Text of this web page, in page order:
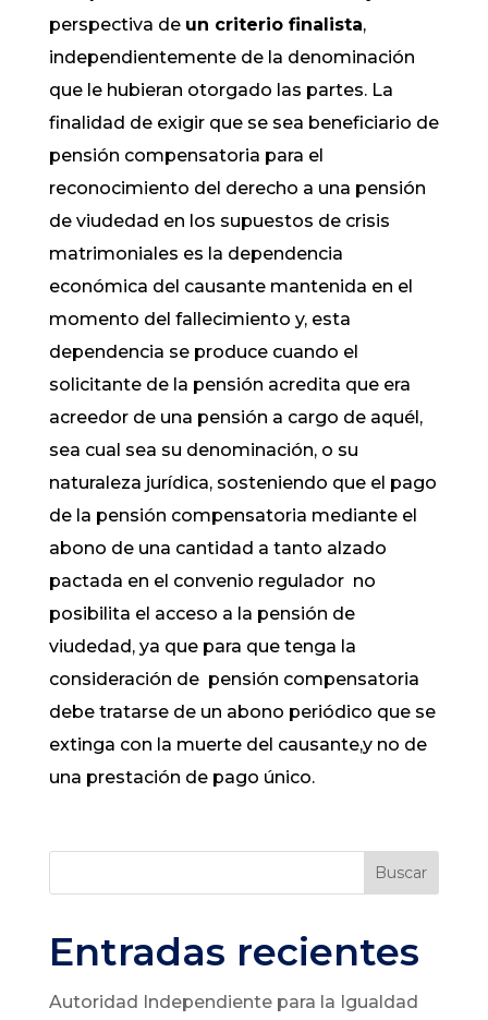
perspectiva de un criterio finalista,
independientemente de la denominación
que le hubieran otorgado las partes. La
finalidad de exigir que se sea beneficiario de
pensión compensatoria para el
reconocimiento del derecho a una pensión
de viudedad en los supuestos de crisis
matrimoniales​ es la dependencia
económica del causante mantenida en el
momento del fallecimiento y, esta
dependencia se produce cuando el
solicitante de la pensión acredita que era
acreedor de una pensión a cargo de aquél,
sea cual sea su denominación, o su
naturaleza jurídica, sosteniendo que el pago
de la pensión compensatoria mediante el
abono de una cantidad a tanto alzado
pactada en el convenio regulador no
posibilita el acceso a la pensión de
viudedad, ya que para que ​tenga la
consideración de pensión compensatoria
debe tratarse de un abono periódico que se
extinga con la muerte del causante,y no de
una prestación de pago único.
Buscar
Entradas recientes
Autoridad Independiente para la Igualdad